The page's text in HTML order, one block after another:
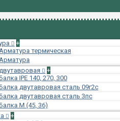
+
термическая
+
IPE 140, 270, 300
двутавровая сталь 09г2с
двутавровая сталь 3пс
М (45, 36)
+